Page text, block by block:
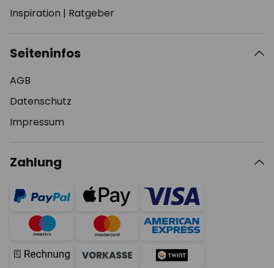
Inspiration | Ratgeber
Seiteninfos
AGB
Datenschutz
Impressum
Zahlung